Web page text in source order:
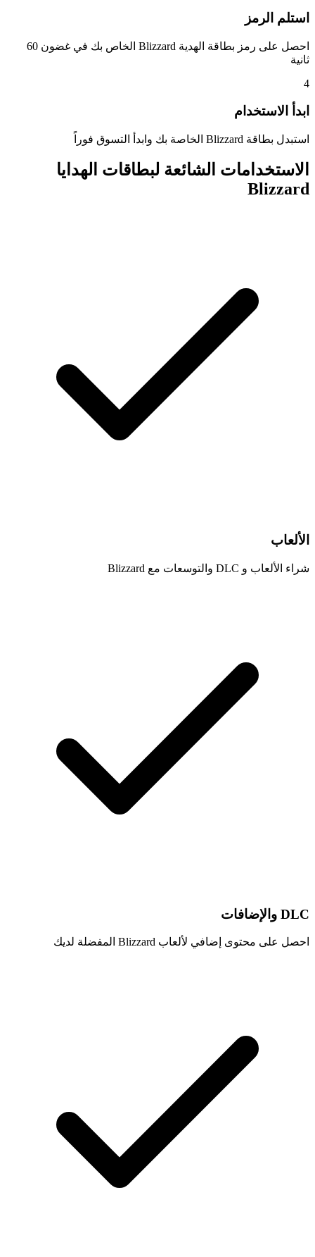
استلم الرمز
احصل على رمز بطاقة الهدية Blizzard الخاص بك في غضون 60
ثانية
4
ابدأ الاستخدام
استبدل بطاقة Blizzard الخاصة بك وابدأ التسوق فوراً
الاستخدامات الشائعة لبطاقات الهدايا
Blizzard
الألعاب
شراء الألعاب و DLC والتوسعات مع Blizzard
DLC والإضافات
احصل على محتوى إضافي لألعاب Blizzard المفضلة لديك